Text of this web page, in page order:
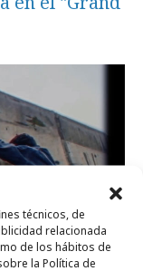
técnicos, de
relacionada
de los hábitos de
la Política de